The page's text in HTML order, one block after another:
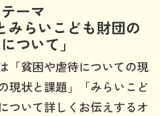
テーマ
みらいこども財団の
ついて」
「貧困や虐待についての現
現状と課題」「みらいこど
ついて詳しくお伝えするオ